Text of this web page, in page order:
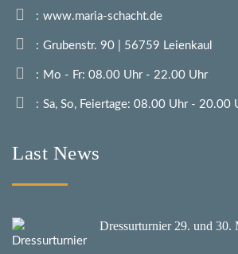
www.maria-schacht.de
Grubenstr. 90 | 56759 Leienkaul
Mo - Fr: 08.00 Uhr - 22.00 Uhr
Sa, So, Feiertage: 08.00 Uhr - 20.00
Last News
Dressurturnier 29. und 30.